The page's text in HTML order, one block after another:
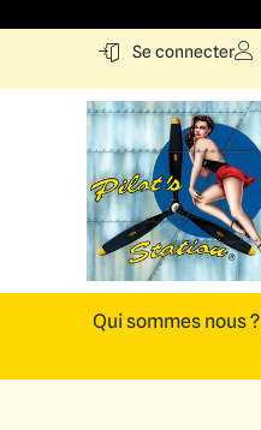
Se connecter
Qui sommes nous ?